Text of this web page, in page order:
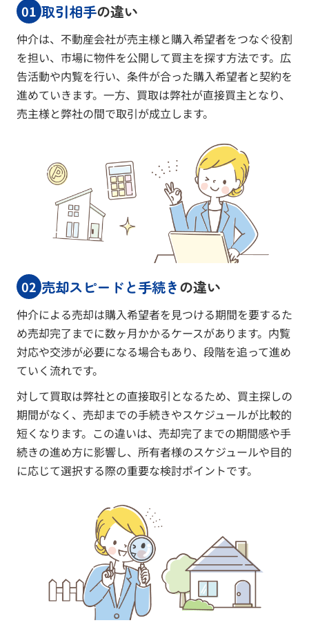
01 取引相手の違い
仲介は、不動産会社が売主様と購入希望者をつなぐ役割
を担い、市場に物件を公開して買主を探す方法です。広
告活動や内覧を行い、条件が合った購入希望者と契約を
進めていきます。一方、買取は弊社が直接買主となり、
売主様と弊社の間で取引が成立します。
02 売却スピードと手続きの違い
仲介による売却は購入希望者を見つける期間を要するた
め売却完了までに数ヶ月かかるケースがあります。内覧
対応や交渉が必要になる場合もあり、段階を追って進め
ていく流れです。
対して買取は弊社との直接取引となるため、買主探しの
期間がなく、売却までの手続きやスケジュールが比較的
短くなります。この違いは、売却完了までの期間感や手
続きの進め方に影響し、所有者様のスケジュールや目的
に応じて選択する際の重要な検討ポイントです。